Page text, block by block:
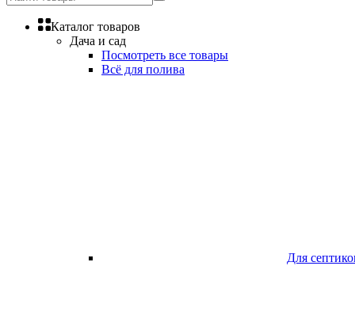
Каталог товаров
Дача и сад
Посмотреть все товары
Всё для полива
Для